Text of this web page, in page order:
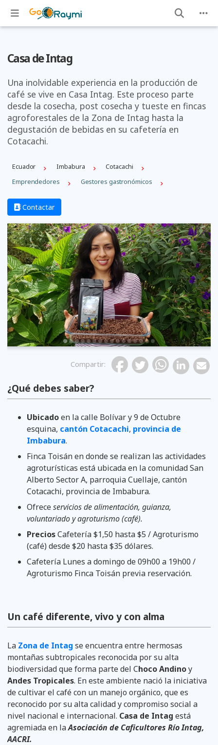
Casa de Intag
Una inolvidable experiencia en la producción de
café se vive en Casa Intag. Este proceso parte
desde la cosecha, post cosecha y tueste en fincas
agroforestales de la Zona de Intag hasta la
degustación de bebidas en su cafetería en
Cotacachi.
Ecuador Imbabura
Cotacachi
Emprendedores
Gestores gastronómicos
Contactar
Previous
Compartir:
¿Qué debes saber?
Ubicadoen la calle Bolívar y 9 de Octubre
esquina, cantón Cotacachi, provincia de
Imbabura.
Finca Toisán en donde se realizan las actividades
agroturísticas está ubicada en la comunidad San
Alberto Sector A, parroquia Cuellaje, cantón
Cotacachi, provincia de Imbabura.
Ofreceservicios de alimentación, guianza,
voluntariado y agroturismo (café).
PreciosCafetería $1,50 hasta $5 / Agroturismo
(café) desde $20 hasta $35 dólares.
Cafetería Lunes a domingo de 09h00 a 19h00 /
Agroturismo Finca Toisán previa reservación.
Un café diferente, vivo y con alma
La Zona de Intag se encuentra entre hermosas
montañas subtropicales reconocida por su alta
biodiversidad que forma parte del Choco Andinoy
Andes Tropicales. En este ambiente nació la iniciativa
de cultivar el café con un manejo orgánico, que es
reconocido por su alta calidad y compromiso social a
nivel nacional e internacional. Casa de Intag está
agremiada en laAsociación de Caficultores Río Intag,
AACRI.